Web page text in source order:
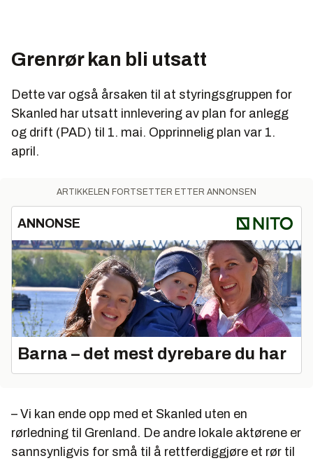
Grenrør kan bli utsatt
Dette var også årsaken til at styringsgruppen for
Skanled har utsatt innlevering av plan for anlegg
og drift (PAD) til 1. mai. Opprinnelig plan var 1.
april.
ARTIKKELEN FORTSETTER ETTER ANNONSEN
ANNONSE
Barna – det mest dyrebare du har
– Vi kan ende opp med et Skanled uten en
rørledning til Grenland. De andre lokale aktørene er
sannsynligvis for små til å rettferdiggjøre et rør til